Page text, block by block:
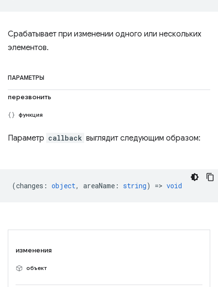
Срабатывает при изменении одного или нескольких
элементов.
ПАРАМЕТРЫ
перезвонить
функция
Параметр callback выглядит следующим образом:
(changes : object, areaName : string) => void
изменения
объект